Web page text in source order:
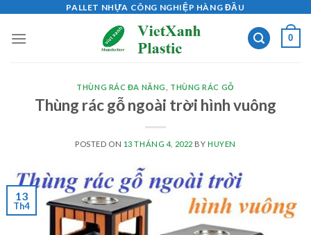
content
PALLET NHỰA CÔNG NGHIỆP HÀNG ĐẦU
0
THÙNG RÁC ĐA NĂNG THÙNG RÁC GỖ
Thùng rác gỗ ngoài trời hình vuông
POSTED ON 13 THÁNG 4, 2022 BY HUYEN
13
Th4